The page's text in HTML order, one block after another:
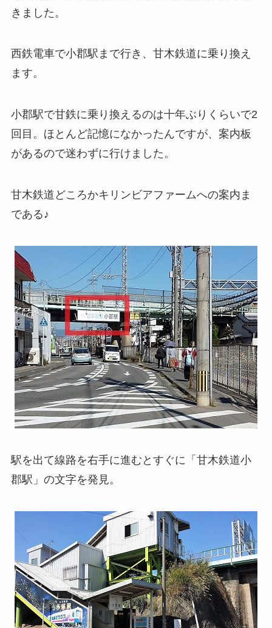
きました。
西鉄電車で小郡駅まで行き、甘木鉄道に乗り換え
ます。
小郡駅で甘鉄に乗り換えるのは十年ぶりくらいで2
回目。ほとんど記憶になかったんですが、案内板
があるので迷わずに行けました。
甘木鉄道どころかキリンビアファームへの案内ま
である♪
駅を出て線路を右手に進むとすぐに「甘木鉄道小
郡駅」の文字を発見。